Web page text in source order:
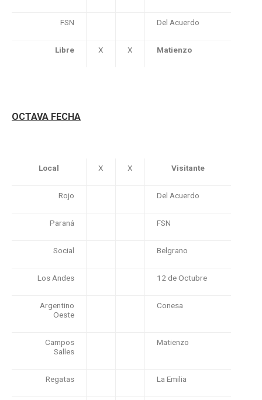
FSN Del Acuerdo
Libre X X Matienzo
OCTAVA FECHA
Local X X Visitante
Rojo Del Acuerdo
Paraná FSN
Social Belgrano
Los Andes 12 de Octubre
Argentino
Oeste
Conesa
Campos
Salles
Matienzo
Regatas La Emilia